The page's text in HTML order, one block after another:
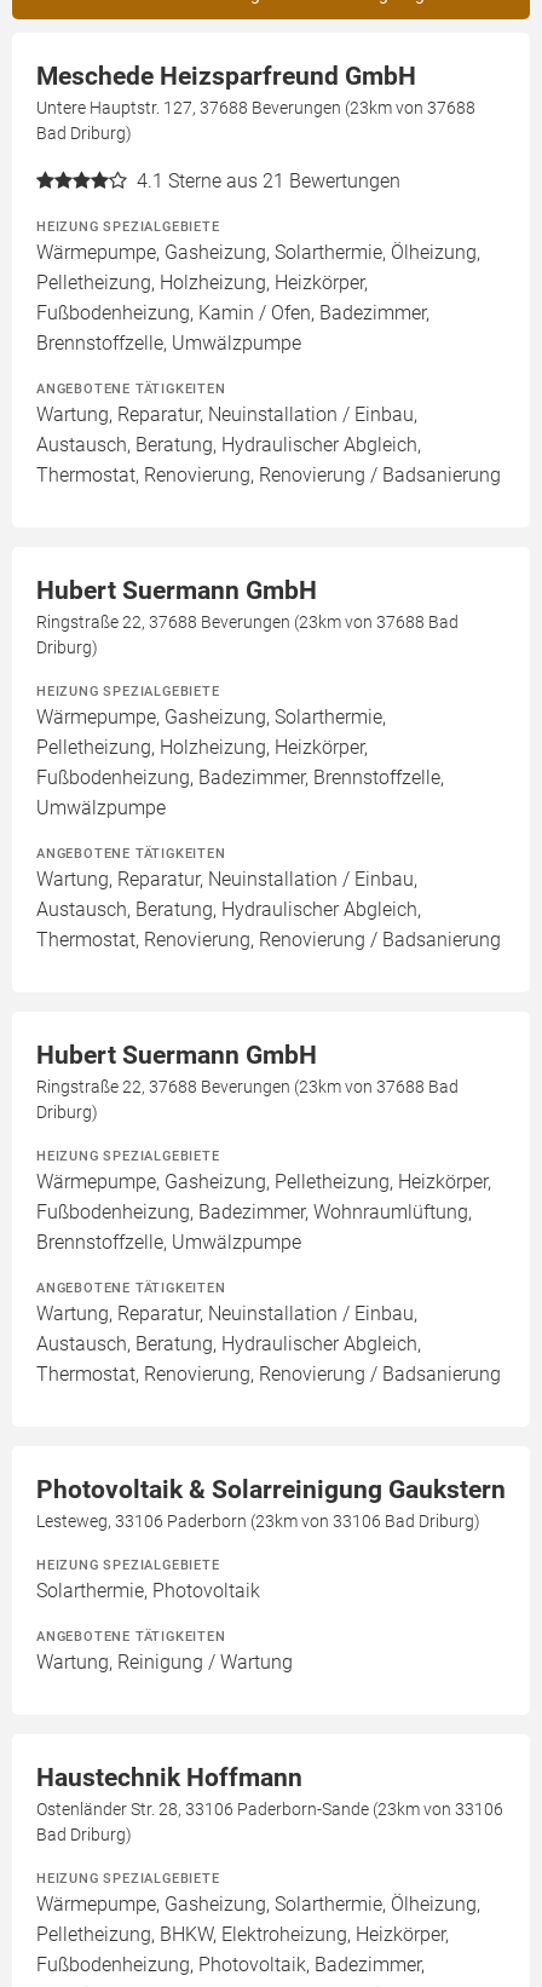
Meschede Heizsparfreund GmbH
Untere Hauptstr. 127, 37688 Beverungen (23km von 37688
Bad Driburg)
4.1 Sterne aus 21 Bewertungen
HEIZUNG SPEZIALGEBIETE
Wärmepumpe, Gasheizung, Solarthermie, Ölheizung,
Pelletheizung, Holzheizung, Heizkörper,
Fußbodenheizung, Kamin / Ofen, Badezimmer,
Brennstoffzelle, Umwälzpumpe
ANGEBOTENE TÄTIGKEITEN
Wartung, Reparatur, Neuinstallation / Einbau,
Austausch, Beratung, Hydraulischer Abgleich,
Thermostat, Renovierung, Renovierung / Badsanierung
Hubert Suermann GmbH
Ringstraße 22, 37688 Beverungen (23km von 37688 Bad
Driburg)
HEIZUNG SPEZIALGEBIETE
Wärmepumpe, Gasheizung, Solarthermie,
Pelletheizung, Holzheizung, Heizkörper,
Fußbodenheizung, Badezimmer, Brennstoffzelle,
Umwälzpumpe
ANGEBOTENE TÄTIGKEITEN
Wartung, Reparatur, Neuinstallation / Einbau,
Austausch, Beratung, Hydraulischer Abgleich,
Thermostat, Renovierung, Renovierung / Badsanierung
Hubert Suermann GmbH
Ringstraße 22, 37688 Beverungen (23km von 37688 Bad
Driburg)
HEIZUNG SPEZIALGEBIETE
Wärmepumpe, Gasheizung, Pelletheizung, Heizkörper,
Fußbodenheizung, Badezimmer, Wohnraumlüftung,
Brennstoffzelle, Umwälzpumpe
ANGEBOTENE TÄTIGKEITEN
Wartung, Reparatur, Neuinstallation / Einbau,
Austausch, Beratung, Hydraulischer Abgleich,
Thermostat, Renovierung, Renovierung / Badsanierung
Photovoltaik & Solarreinigung Gaukstern
Lesteweg, 33106 Paderborn (23km von 33106 Bad Driburg)
HEIZUNG SPEZIALGEBIETE
Solarthermie, Photovoltaik
ANGEBOTENE TÄTIGKEITEN
Wartung, Reinigung / Wartung
Haustechnik Hoffmann
Ostenländer Str. 28, 33106 Paderborn-Sande (23km von 33106
Bad Driburg)
HEIZUNG SPEZIALGEBIETE
Wärmepumpe, Gasheizung, Solarthermie, Ölheizung,
Pelletheizung, BHKW, Elektroheizung, Heizkörper,
Fußbodenheizung, Photovoltaik, Badezimmer,